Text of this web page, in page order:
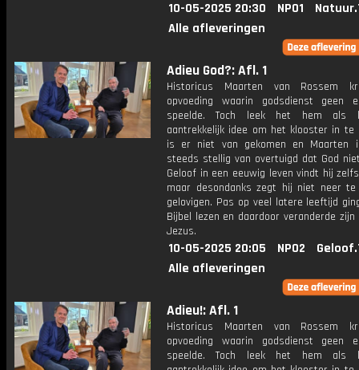
10-05-2025 20:30 NPO1
Alle afleveringen
Adieu God?: Afl. 1
Historicus Maarten van Rossem
opvoeding waarin godsdienst geen
speelde. Toch leek het hem als
aantrekkelijk idee om het klooster in te
is er niet van gekomen en Maarten
steeds stellig van overtuigd dat God
Geloof in een eeuwig leven vindt hij
maar desondanks zegt hij niet neer te
gelovigen. Pas op veel latere leeftijd
Bijbel lezen en daardoor veranderde zijn
Jezus.
10-05-2025 20:05 NPO2
Alle afleveringen
Adieu!: Afl. 1
Historicus Maarten van Rossem
opvoeding waarin godsdienst geen
speelde. Toch leek het hem als